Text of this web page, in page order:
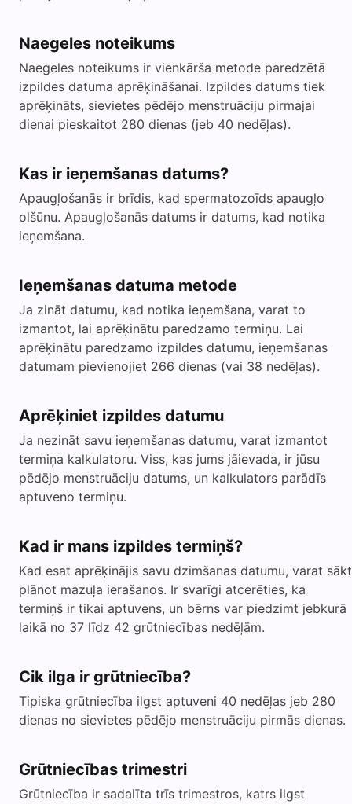
Naegeles noteikums
Naegeles noteikums ir vienkārša metode paredzētā
izpildes datuma aprēķināšanai. Izpildes datums tiek
aprēķināts, sievietes pēdējo menstruāciju pirmajai
dienai pieskaitot 280 dienas (jeb 40 nedēļas).
Kas ir ieņemšanas datums?
Apaugļošanās ir brīdis, kad spermatozoīds apaugļo
olšūnu. Apaugļošanās datums ir datums, kad notika
ieņemšana.
Ieņemšanas datuma metode
Ja zināt datumu, kad notika ieņemšana, varat to
izmantot, lai aprēķinātu paredzamo termiņu. Lai
aprēķinātu paredzamo izpildes datumu, ieņemšanas
datumam pievienojiet 266 dienas (vai 38 nedēļas).
Aprēķiniet izpildes datumu
Ja nezināt savu ieņemšanas datumu, varat izmantot
termiņa kalkulatoru. Viss, kas jums jāievada, ir jūsu
pēdējo menstruāciju datums, un kalkulators parādīs
aptuveno termiņu.
Kad ir mans izpildes termiņš?
Kad esat aprēķinājis savu dzimšanas datumu, varat sākt
plānot mazuļa ierašanos. Ir svarīgi atcerēties, ka
termiņš ir tikai aptuvens, un bērns var piedzimt jebkurā
laikā no 37 līdz 42 grūtniecības nedēļām.
Cik ilga ir grūtniecība?
Tipiska grūtniecība ilgst aptuveni 40 nedēļas jeb 280
dienas no sievietes pēdējo menstruāciju pirmās dienas.
Grūtniecības trimestri
Grūtniecība ir sadalīta trīs trimestros, katrs ilgst